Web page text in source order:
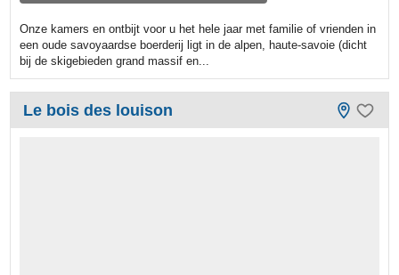
Onze kamers en ontbijt voor u het hele jaar met familie of vrienden in
een oude savoyaardse boerderij ligt in de alpen, haute-savoie (dicht
bij de skigebieden grand massif en...
Le bois des louison